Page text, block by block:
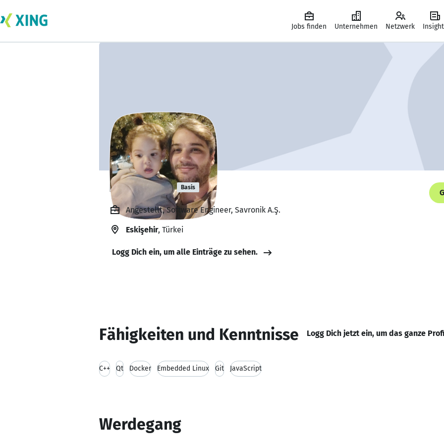
Jobs finden Unternehmen Netzwerk
mert akay Basis
Angestellt, Software Engineer, Savronik A.Ş.
Eskişehir, Türkei
Logg Dich ein, um alle Einträge zu sehen.
Fähigkeiten und Kenntnisse Logg Dich jetzt ein, um das ganze
C++ Qt Docker Embedded Linux Git JavaScript
Werdegang